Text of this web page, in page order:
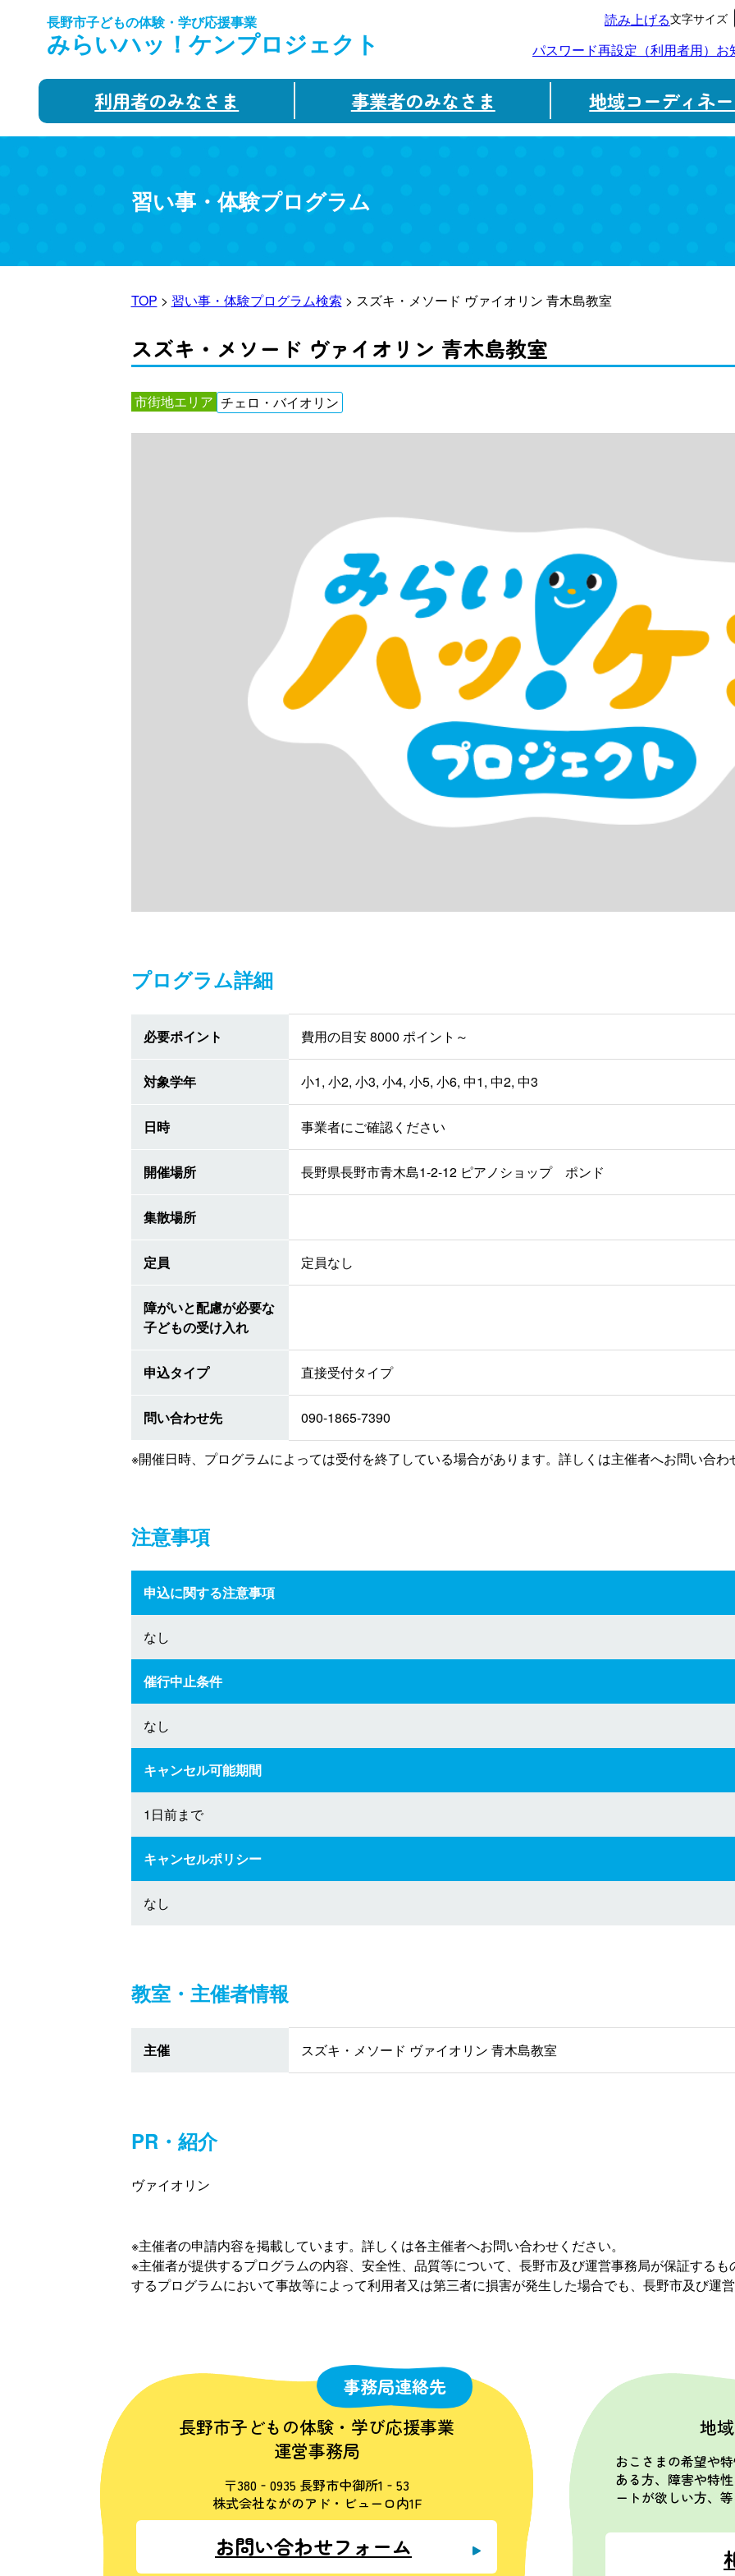
長野市子どもの体験・学び応援事業
みらいハッ！ケンプロジェクト
読み上げる文字サイズ
パスワード再設定（利用者用） お
利用者のみなさま 事業者のみなさま 地域コーディネ
習い事・体験プログラム
TOP > 習い事・体験プログラム検索 > スズキ・メソード ヴァイオリン 青木島教室
スズキ・メソード ヴァイオリン 青木島教室
市街地エリア チェロ・バイオリン
プログラム詳細
必要ポイント 費用の目安 8000 ポイント～
対象学年 小1, 小2, 小3, 小4, 小5, 小6, 中1, 中2, 中3
日時 事業者にご確認ください
開催場所 長野県長野市青木島1-2-12 ピアノショップ ポンド
集散場所
定員 定員なし
障がいと配慮が必要な
子どもの受け入れ
申込タイプ 直接受付タイプ
問い合わせ先 090-1865-7390
※開催日時、プログラムによっては受付を終了している場合があります。詳しくは主催者へお問い合わ
注意事項
申込に関する注意事項
なし
催行中止条件
なし
キャンセル可能期間
1日前まで
キャンセルポリシー
なし
教室・主催者情報
主催 スズキ・メソード ヴァイオリン 青木島教室
PR・紹介
ヴァイオリン
※主催者の申請内容を掲載しています。詳しくは各主催者へお問い合わせください。
※主催者が提供するプログラムの内容、安全性、品質等について、長野市及び運営事務局が保証する
するプログラムにおいて事故等によって利用者又は第三者に損害が発生した場合でも、長野市及び運
事務局連絡先
長野市子どもの体験・学び応援事業
運営事務局
〒380‐0935 長野市中御所1‐53
株式会社ながのアド・ビューロ内1F
お問い合わせフォーム
地
おこさまの希望や
ある方、障害や特
ートが欲しい方、